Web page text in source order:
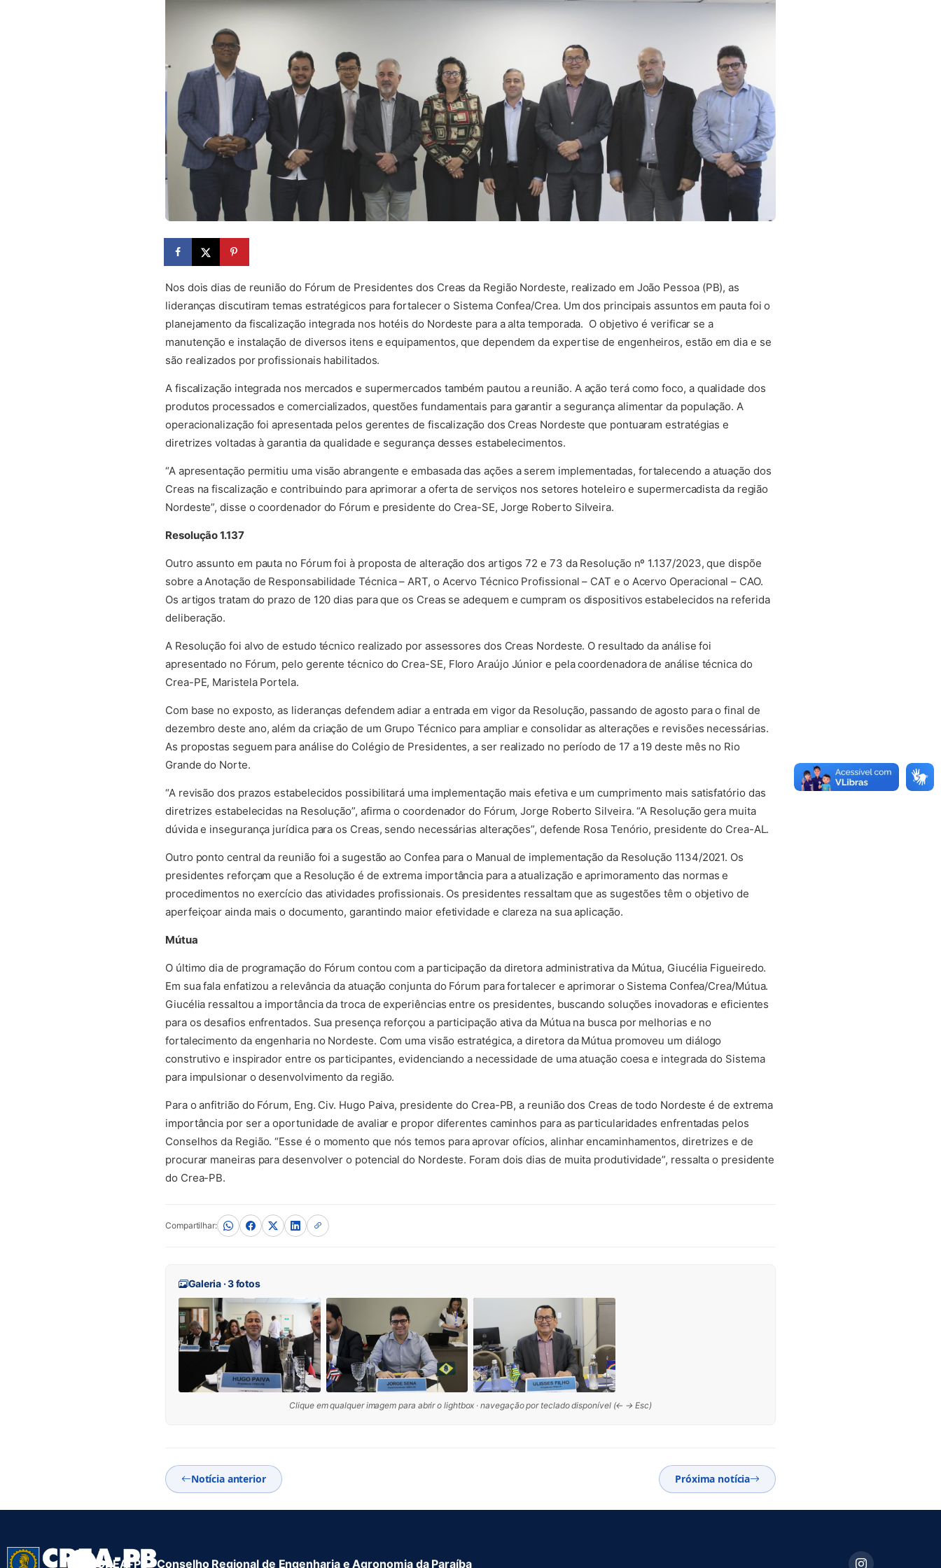
Nos dois dias de reunião do Fórum de Presidentes dos Creas da Região Nordeste, realizado em João Pessoa (PB), as
lideranças discutiram temas estratégicos para fortalecer o Sistema Confea/Crea. Um dos principais assuntos em pauta foi o
planejamento da fiscalização integrada nos hotéis do Nordeste para a alta temporada. O objetivo é verificar se a
manutenção e instalação de diversos itens e equipamentos, que dependem da expertise de engenheiros, estão em dia e se
são realizados por profissionais habilitados.
A fiscalização integrada nos mercados e supermercados também pautou a reunião. A ação terá como foco, a qualidade dos
produtos processados e comercializados, questões fundamentais para garantir a segurança alimentar da população. A
operacionalização foi apresentada pelos gerentes de fiscalização dos Creas Nordeste que pontuaram estratégias e
diretrizes voltadas à garantia da qualidade e segurança desses estabelecimentos.
“A apresentação permitiu uma visão abrangente e embasada das ações a serem implementadas, fortalecendo a atuação dos
Creas na fiscalização e contribuindo para aprimorar a oferta de serviços nos setores hoteleiro e supermercadista da região
Nordeste”, disse o coordenador do Fórum e presidente do Crea-SE, Jorge Roberto Silveira.
Resolução 1.137
Outro assunto em pauta no Fórum foi à proposta de alteração dos artigos 72 e 73 da Resolução nº 1.137/2023, que dispõe
sobre a Anotação de Responsabilidade Técnica – ART, o Acervo Técnico Profissional – CAT e o Acervo Operacional – CAO.
Os artigos tratam do prazo de 120 dias para que os Creas se adequem e cumpram os dispositivos estabelecidos na referida
deliberação.
A Resolução foi alvo de estudo técnico realizado por assessores dos Creas Nordeste. O resultado da análise foi
apresentado no Fórum, pelo gerente técnico do Crea-SE, Floro Araújo Júnior e pela coordenadora de análise técnica do
Crea-PE, Maristela Portela.
Com base no exposto, as lideranças defendem adiar a entrada em vigor da Resolução, passando de agosto para o final de
dezembro deste ano, além da criação de um Grupo Técnico para ampliar e consolidar as alterações e revisões necessárias.
As propostas seguem para análise do Colégio de Presidentes, a ser realizado no período de 17 a 19 deste mês no Rio
Grande do Norte.
“A revisão dos prazos estabelecidos possibilitará uma implementação mais efetiva e um cumprimento mais satisfatório das
diretrizes estabelecidas na Resolução”, afirma o coordenador do Fórum, Jorge Roberto Silveira. “A Resolução gera muita
dúvida e insegurança jurídica para os Creas, sendo necessárias alterações”, defende Rosa Tenório, presidente do Crea-AL.
Outro ponto central da reunião foi a sugestão ao Confea para o Manual de implementação da Resolução 1134/2021. Os
presidentes reforçam que a Resolução é de extrema importância para a atualização e aprimoramento das normas e
procedimentos no exercício das atividades profissionais. Os presidentes ressaltam que as sugestões têm o objetivo de
aperfeiçoar ainda mais o documento, garantindo maior efetividade e clareza na sua aplicação.
Mútua
O último dia de programação do Fórum contou com a participação da diretora administrativa da Mútua, Giucélia Figueiredo.
Em sua fala enfatizou a relevância da atuação conjunta do Fórum para fortalecer e aprimorar o Sistema Confea/Crea/Mútua.
Giucélia ressaltou a importância da troca de experiências entre os presidentes, buscando soluções inovadoras e eficientes
para os desafios enfrentados. Sua presença reforçou a participação ativa da Mútua na busca por melhorias e no
fortalecimento da engenharia no Nordeste. Com uma visão estratégica, a diretora da Mútua promoveu um diálogo
construtivo e inspirador entre os participantes, evidenciando a necessidade de uma atuação coesa e integrada do Sistema
para impulsionar o desenvolvimento da região.
Para o anfitrião do Fórum, Eng. Civ. Hugo Paiva, presidente do Crea-PB, a reunião dos Creas de todo Nordeste é de extrema
importância por ser a oportunidade de avaliar e propor diferentes caminhos para as particularidades enfrentadas pelos
Conselhos da Região. “Esse é o momento que nós temos para aprovar ofícios, alinhar encaminhamentos, diretrizes e de
procurar maneiras para desenvolver o potencial do Nordeste. Foram dois dias de muita produtividade”, ressalta o presidente
do Crea-PB.
Compartilhar:
Galeria · 3 fotos
Clique em qualquer imagem para abrir o lightbox · navegação por teclado disponível (← → Esc)
Notícia anterior Próxima notícia
CREA-PB · Conselho Regional de Engenharia e Agronomia da Paraíba